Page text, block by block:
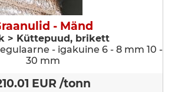
- Mänd
> Küttepuud, brikett
- igakuine 6 - 8 mm 10 -
30 mm
EUR /tonn